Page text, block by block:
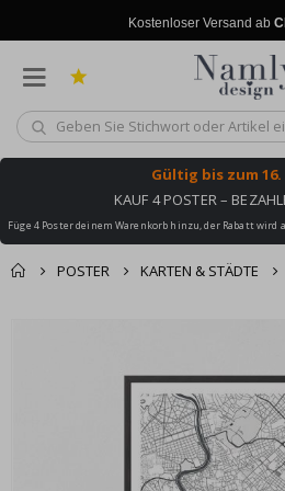
Kostenloser Versand ab
Gültig bis zum
KAUF 4 POSTER –
Füge 4 Poster deinem Warenkorb hinzu, der Rabatt
POSTER KARTEN & STÄDTE